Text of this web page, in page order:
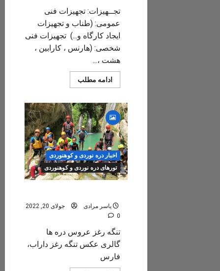
تجــهیزات: تجهیزات فنی
عمومی: (طناب و تجهیزات
ایجاد کارگاه و...) تجهیزات فنی
شخصی: (هارنس ، کارابین ،
هشت ،...
ادامه مطلب
more
رفتن
به
تنگه
رغز/
تجهیزات
لازم
برای
دره
نوردی
تنگه
رغز
داراب
اخبار دره نوردی و کوهنوردی
تورهای دره نوردی و کوهنوردی
یاسر مرادی
جولای 20, 2022
0
تنگه رغز عروس دره ها
گالری عکس تنگه رغز داراب،
فارس